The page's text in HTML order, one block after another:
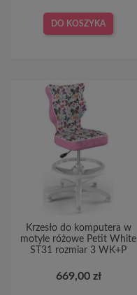
DO KOSZYKA
Krzesło do komputera w
motyle różowe Petit White
ST31 rozmiar 3 WK+P
669,00 zł